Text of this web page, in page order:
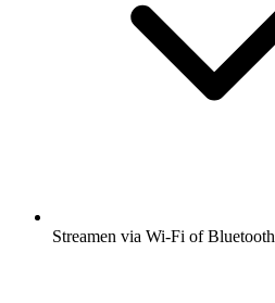
Streamen via Wi-Fi of Bluetooth